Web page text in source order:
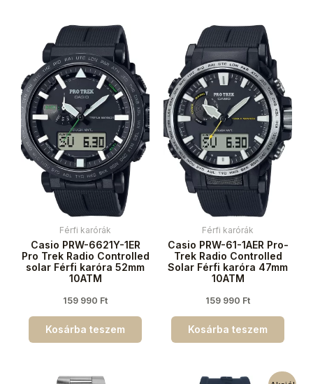
Férfi karórák
Casio PRW-6621Y-1ER
Pro Trek Radio Controlled
solar Férfi karóra 52mm
10ATM
159 990 Ft
Kosárba teszem
Férfi karórák
Casio PRW-61-1AER Pro-
Trek Radio Controlled
Solar Férfi karóra 47mm
10ATM
159 990 Ft
Kosárba teszem